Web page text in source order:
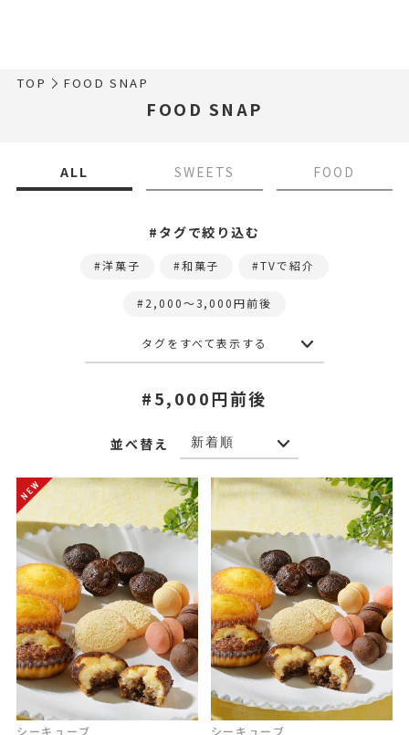
TOP FOOD SNAP
FOOD SNAP
ALL SWEETS FOOD
#タグで絞り込む
洋菓子 和菓子 TVで紹介
2,000〜3,000円前後
タグをすべて表示する
#5,000円前後
並べ替え
シーキューブ
シーキューブ